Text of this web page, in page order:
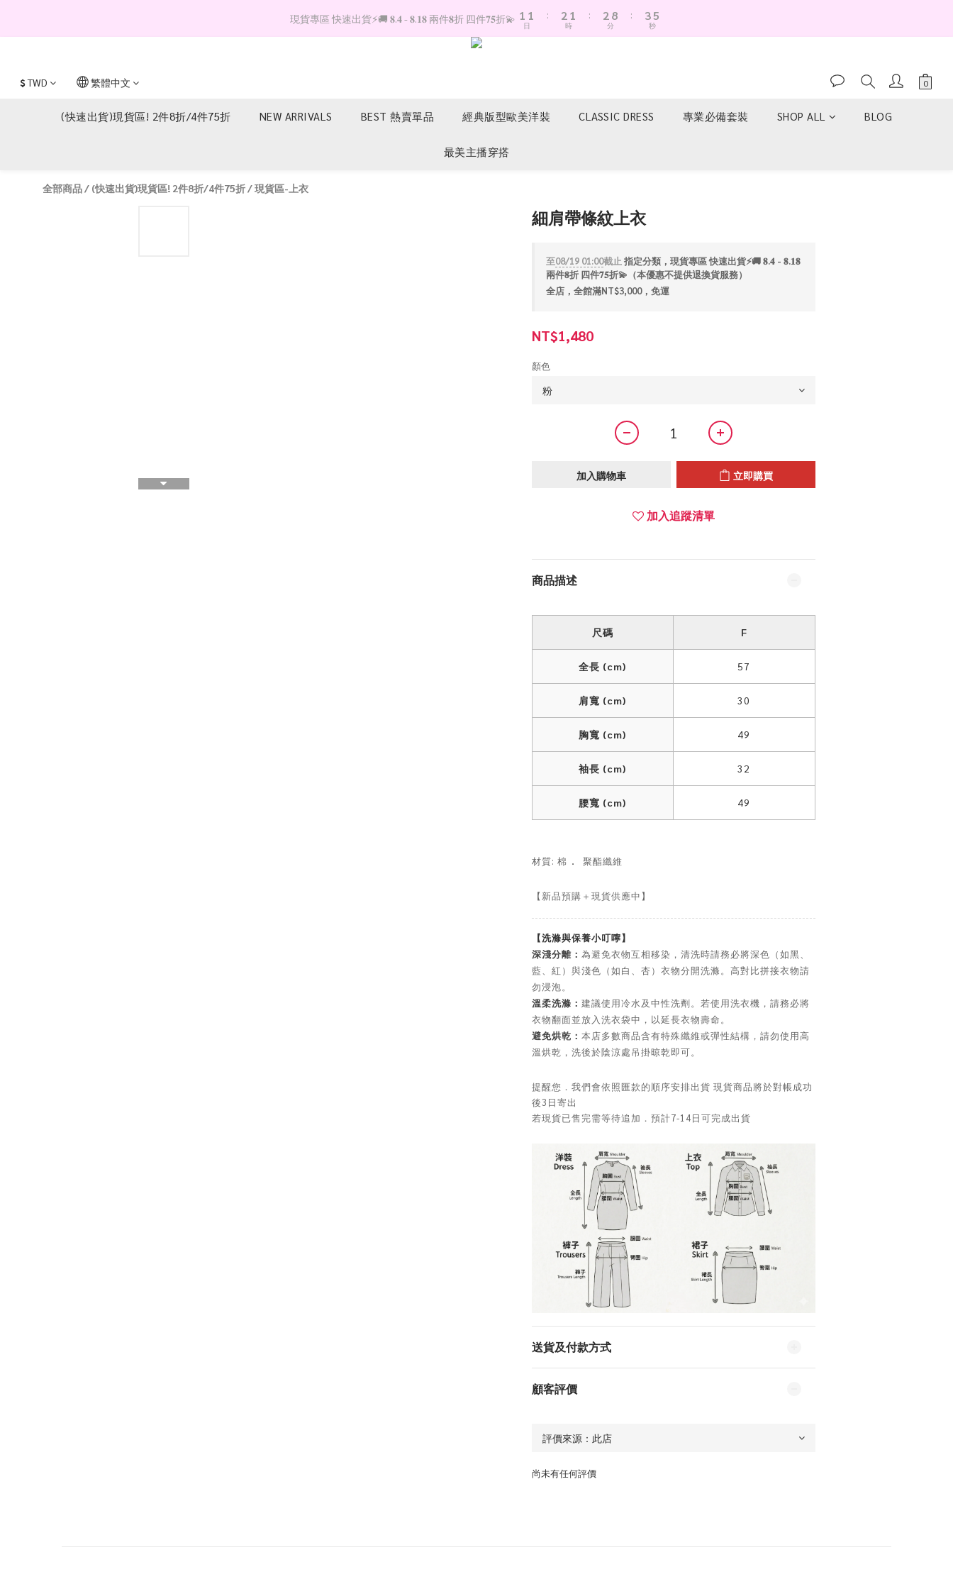
現貨專區 快速出貨⚡️🚚 𝟖.𝟒 - 𝟖.𝟏𝟖 兩件𝟖折 四件𝟕𝟓折💫 1
0
1
0
日
:
2
1
1
0
時
:
2
1
8
7
1
分
:
3
2
5
4
秒
$TWD 繁體中文
(快速出貨)現貨區! 2件8折/4件75折 NEW ARRIVALS BEST 熱賣單品 經典版型歐美洋裝 CLASSIC DRESS 專業必備套裝 SHOP ALL BLOG
最美主播穿搭
全部商品/ (快速出貨)現貨區! 2件8折/4件75折/現貨區-上衣
細肩帶條紋上衣
至08/19 01:00截止 指定分類，現貨專區 快速出貨⚡️🚚 𝟖.𝟒 - 𝟖.𝟏𝟖
兩件𝟖折 四件𝟕𝟓折💫（本優惠不提供退換貨服務）
全店，全館滿NT$3,000，免運
NT$1,480
顏色
加入購物車 立即購買
加入追蹤清單
商品描述
尺碼 F
全長 (cm) 57
肩寬 (cm) 30
胸寬 (cm) 49
袖長 (cm) 32
腰寬 (cm) 49
材質: 棉 ． 聚酯纖維
【新品預購＋現貨供應中】
【洗滌與保養小叮嚀】
深淺分離： 為避免衣物互相移染，清洗時請務必將深色（如黑、
藍、紅）與淺色（如白、杏）衣物分開洗滌。高對比拼接衣物請
勿浸泡。
溫柔洗滌： 建議使用冷水及中性洗劑。若使用洗衣機，請務必將
衣物翻面並放入洗衣袋中，以延長衣物壽命。
避免烘乾： 本店多數商品含有特殊纖維或彈性結構，請勿使用高
溫烘乾，洗後於陰涼處吊掛晾乾即可。
提醒您．我們會依照匯款的順序安排出貨 現貨商品將於對帳成功
後3日寄出
若現貨已售完需等待追加．預計7-14日可完成出貨
送貨及付款方式
顧客評價
尚未有任何評價